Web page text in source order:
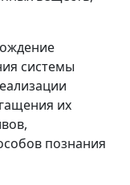
системы
их
познания